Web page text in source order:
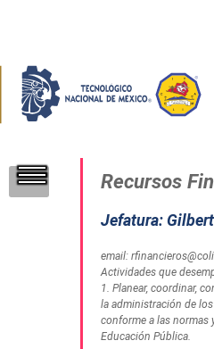
​​​ Recursos
Jefatura:
email:
Actividades que
1. Planear, coordinar,
la administración de
conforme a las normas
Educación Pública.